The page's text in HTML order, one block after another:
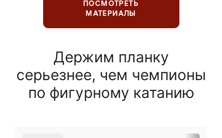
ПОСМОТРЕТЬ
МАТЕРИАЛЫ
Держим планку
серьезнее, чем чемпионы
по фигурному катанию